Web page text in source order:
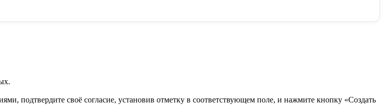
подтвердите своё согласие, установив отметку в соответствующем поле, и нажмите кнопку «Создать